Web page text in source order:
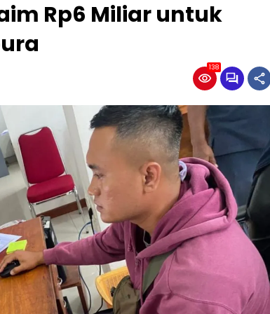
Rp6 Miliar untuk
138